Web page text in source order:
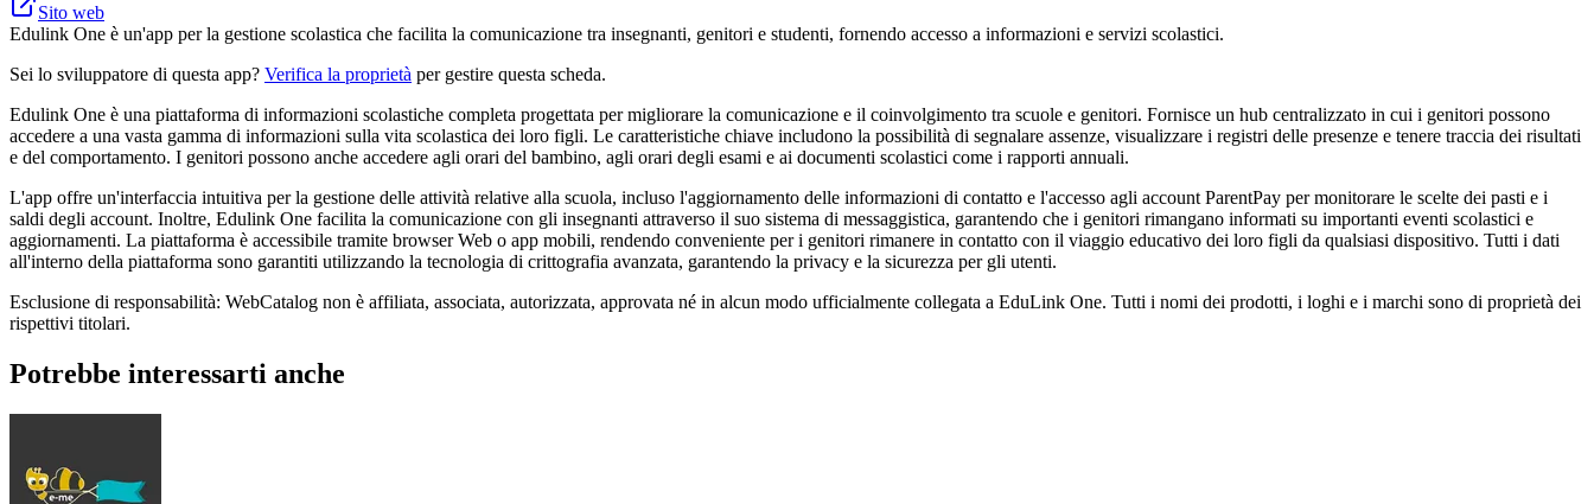
Sito web
Edulink One è un'app per la gestione scolastica che facilita la comunicazione tra insegnanti, genitori e studenti, fornendo accesso a informazioni e servizi scolastici.
Sei lo sviluppatore di questa app? Verifica la proprietà per gestire questa scheda.
Edulink One è una piattaforma di informazioni scolastiche completa progettata per migliorare la comunicazione e il coinvolgimento tra scuole e genitori. Fornisce un hub centralizzato in cui i genitori possono
accedere a una vasta gamma di informazioni sulla vita scolastica dei loro figli. Le caratteristiche chiave includono la possibilità di segnalare assenze, visualizzare i registri delle presenze e tenere traccia dei risultati
e del comportamento. I genitori possono anche accedere agli orari del bambino, agli orari degli esami e ai documenti scolastici come i rapporti annuali.
L'app offre un'interfaccia intuitiva per la gestione delle attività relative alla scuola, incluso l'aggiornamento delle informazioni di contatto e l'accesso agli account ParentPay per monitorare le scelte dei pasti e i
saldi degli account. Inoltre, Edulink One facilita la comunicazione con gli insegnanti attraverso il suo sistema di messaggistica, garantendo che i genitori rimangano informati su importanti eventi scolastici e
aggiornamenti. La piattaforma è accessibile tramite browser Web o app mobili, rendendo conveniente per i genitori rimanere in contatto con il viaggio educativo dei loro figli da qualsiasi dispositivo. Tutti i dati
all'interno della piattaforma sono garantiti utilizzando la tecnologia di crittografia avanzata, garantendo la privacy e la sicurezza per gli utenti.
Esclusione di responsabilità: WebCatalog non è affiliata, associata, autorizzata, approvata né in alcun modo ufficialmente collegata a EduLink One. Tutti i nomi dei prodotti, i loghi e i marchi sono di proprietà dei
rispettivi titolari.
Potrebbe interessarti anche